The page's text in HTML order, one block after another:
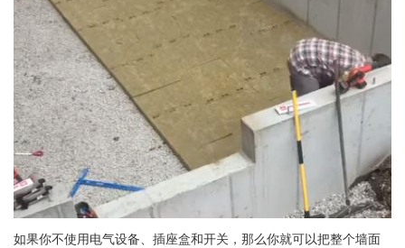
如果你不使用电气设备、插座盒和开关，那么你就可以把整个墙面